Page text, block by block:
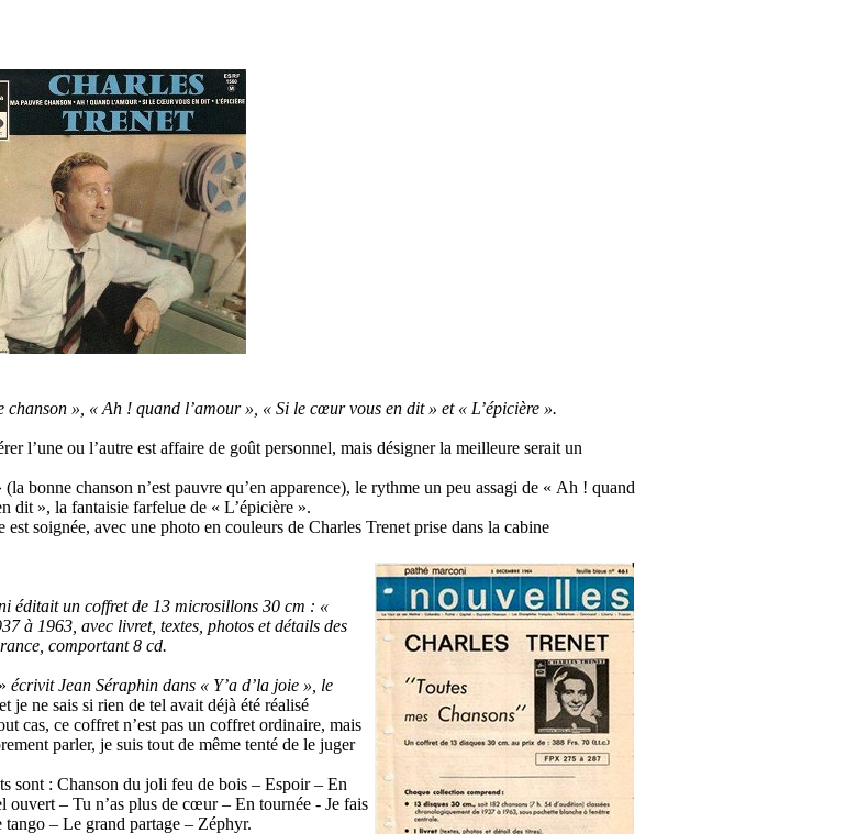
», « Ah ! quand l’amour », « Si le cœur vous en dit » et « L’épicière ».
l’une ou l’autre est affaire de goût personnel, mais désigner la meilleure serait un
bonne chanson n’est pauvre qu’en apparence), le rythme un peu assagi de « Ah ! quand
dit », la fantaisie farfelue de « L’épicière ».
soignée, avec une photo en couleurs de Charles Trenet prise dans la cabine
éditait un coffret de 13 microsillons 30 cm : «
à 1963, avec livret, textes, photos et détails des
comportant 8 cd.
écrivit Jean Séraphin dans « Y’a d’la joie », le
et je ne sais si rien de tel avait déjà été réalisé
cas, ce coffret n’est pas un coffret ordinaire, mais
parler, je suis tout de même tenté de le juger
sont : Chanson du joli feu de bois – Espoir – En
ouvert – Tu n’as plus de cœur – En tournée - Je fais
– Le grand partage – Zéphyr.